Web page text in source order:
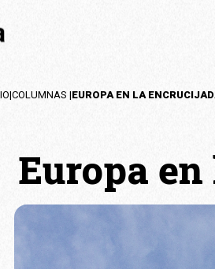
|COLUMNAS |
Europa